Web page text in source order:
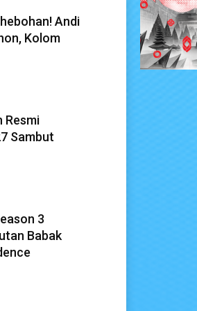
Andi
Kolom
Resmi
Sambut
3
Babak